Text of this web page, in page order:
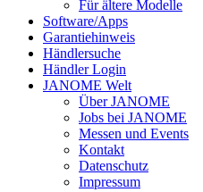
Für ältere Modelle
Software/Apps
Garantiehinweis
Händlersuche
Händler Login
JANOME Welt
Über JANOME
Jobs bei JANOME
Messen und Events
Kontakt
Datenschutz
Impressum